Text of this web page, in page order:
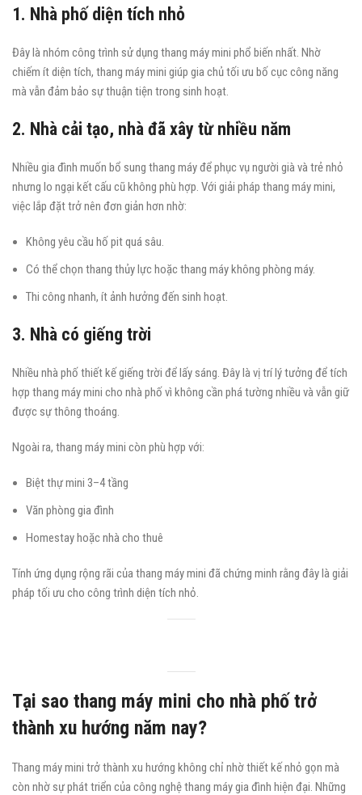
1. Nhà phố diện tích nhỏ
Đây là nhóm công trình sử dụng thang máy mini phổ biến nhất. Nhờ
chiếm ít diện tích, thang máy mini giúp gia chủ tối ưu bố cục công năng
mà vẫn đảm bảo sự thuận tiện trong sinh hoạt.
2. Nhà cải tạo, nhà đã xây từ nhiều năm
Nhiều gia đình muốn bổ sung thang máy để phục vụ người già và trẻ nhỏ
nhưng lo ngại kết cấu cũ không phù hợp. Với giải pháp thang máy mini,
việc lắp đặt trở nên đơn giản hơn nhờ:
Không yêu cầu hố pit quá sâu.
Có thể chọn thang thủy lực hoặc thang máy không phòng máy.
Thi công nhanh, ít ảnh hưởng đến sinh hoạt.
3. Nhà có giếng trời
Nhiều nhà phố thiết kế giếng trời để lấy sáng. Đây là vị trí lý tưởng để tích
hợp thang máy mini cho nhà phố vì không cần phá tường nhiều và vẫn giữ
được sự thông thoáng.
Ngoài ra, thang máy mini còn phù hợp với:
Biệt thự mini 3–4 tầng
Văn phòng gia đình
Homestay hoặc nhà cho thuê
Tính ứng dụng rộng rãi của thang máy mini đã chứng minh rằng đây là giải
pháp tối ưu cho công trình diện tích nhỏ.
Tại sao thang máy mini cho nhà phố trở
thành xu hướng năm nay?
Thang máy mini trở thành xu hướng không chỉ nhờ thiết kế nhỏ gọn mà
còn nhờ sự phát triển của công nghệ thang máy gia đình hiện đại. Những